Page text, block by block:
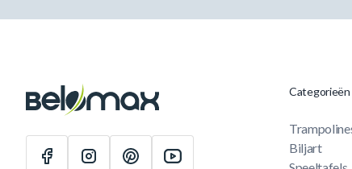
Categorieën
Biljart